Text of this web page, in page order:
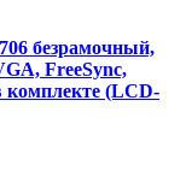
безрамочный,
FreeSync,
(LCD-